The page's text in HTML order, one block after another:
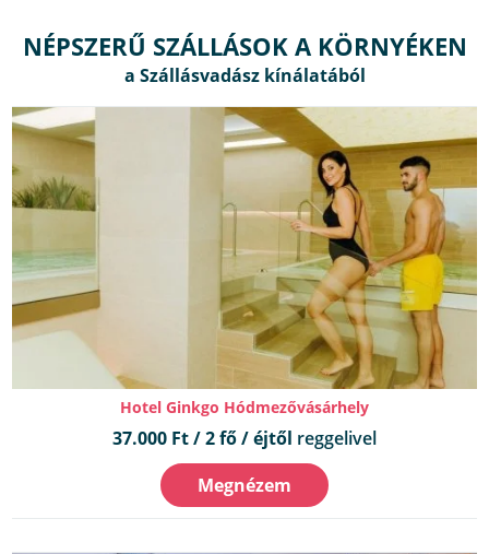
NÉPSZERŰ SZÁLLÁSOK A KÖRNYÉKEN
Hotel Ginkgo Hódmezővásárhely
37.000 Ft / 2 fő / éjtől reggelivel
Megnézem